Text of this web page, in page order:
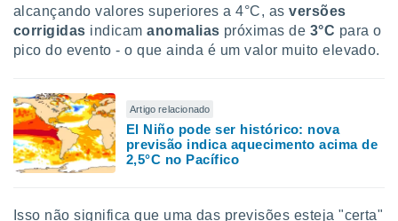
alcançando valores superiores a 4°C, as versões
corrigidas indicamanomalias próximas de 3°C para o
pico do evento - o que ainda é um valor muito elevado.
Artigo relacionado
El Niño pode ser histórico: nova
previsão indica aquecimento acima de
2,5°C no Pacífico
Isso não significa que uma das previsões esteja "certa"